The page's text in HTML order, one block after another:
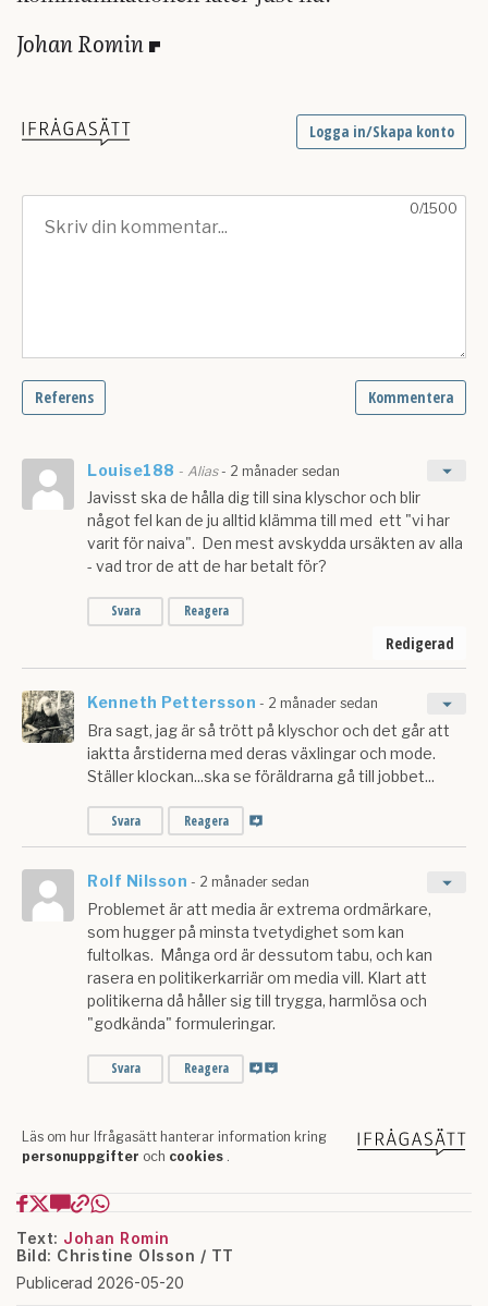
Johan Romin
Text: Johan Romin
Bild: Christine Olsson / TT
Publicerad 2026-05-20